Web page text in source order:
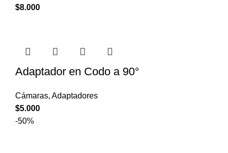
$8.000
Adaptador en Codo a 90°
Cámaras, Adaptadores
$5.000
-50%